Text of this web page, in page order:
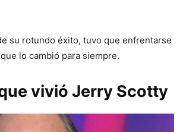
su rotundo éxito, tuvo que enfrentarse
lo cambió para siempre.
vivió Jerry Scotty